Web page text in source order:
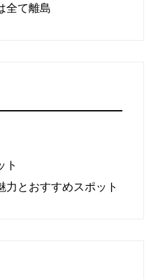
全て離島
ト
力とおすすめスポット